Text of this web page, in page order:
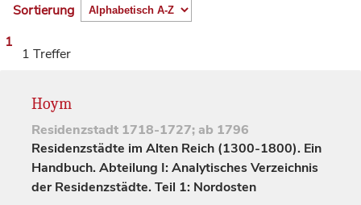
Sortierung
1
1 Treffer
Hoym
Residenzstadt 1718-1727; ab 1796
Residenzstädte im Alten Reich (1300-1800). Ein
Handbuch. Abteilung I: Analytisches Verzeichnis
der Residenzstädte. Teil 1: Nordosten